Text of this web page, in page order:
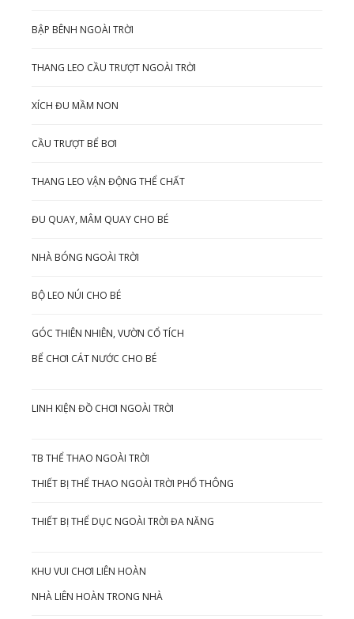
BẬP BÊNH NGOÀI TRỜI
THANG LEO CẦU TRƯỢT NGOÀI TRỜI
XÍCH ĐU MẦM NON
CẦU TRƯỢT BỂ BƠI
THANG LEO VẬN ĐỘNG THỂ CHẤT
ĐU QUAY, MÂM QUAY CHO BÉ
NHÀ BÓNG NGOÀI TRỜI
BỘ LEO NÚI CHO BÉ
GÓC THIÊN NHIÊN, VƯỜN CỔ TÍCH
BỂ CHƠI CÁT NƯỚC CHO BÉ
LINH KIỆN ĐỒ CHƠI NGOÀI TRỜI
TB THỂ THAO NGOÀI TRỜI
THIẾT BỊ THỂ THAO NGOÀI TRỜI PHỔ THÔNG
THIẾT BỊ THỂ DỤC NGOÀI TRỜI ĐA NĂNG
KHU VUI CHƠI LIÊN HOÀN
NHÀ LIÊN HOÀN TRONG NHÀ